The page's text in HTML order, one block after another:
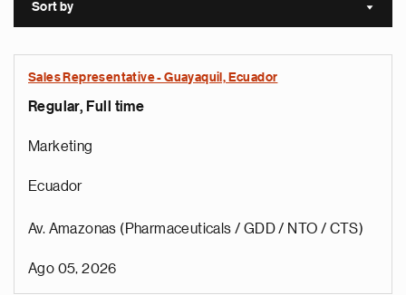
Sort by Sort
Sales Representative - Guayaquil, Ecuador
Regular, Full time
Marketing
Ecuador
Av. Amazonas (Pharmaceuticals / GDD / NTO / CTS)
Ago 05, 2026